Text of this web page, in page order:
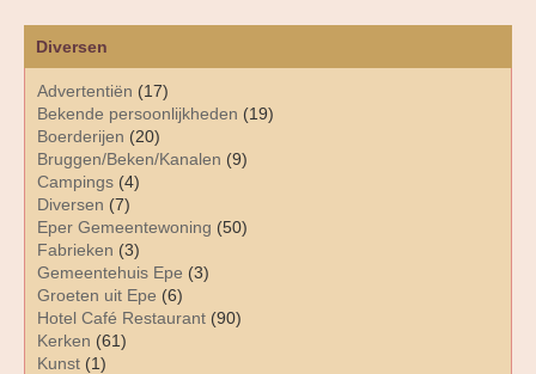
Diversen
Advertentiën (17)
Bekende persoonlijkheden (19)
Boerderijen (20)
Bruggen/Beken/Kanalen (9)
Campings (4)
Diversen (7)
Eper Gemeentewoning (50)
Fabrieken (3)
Gemeentehuis Epe (3)
Groeten uit Epe (6)
Hotel Café Restaurant (90)
Kerken (61)
Kunst (1)